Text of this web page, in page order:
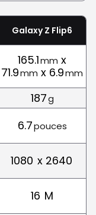
Galaxy Z Flip6
165.1mm x
71.9mm x 6.9mm
187g
6.7pouces
1080 x 2640
16 M